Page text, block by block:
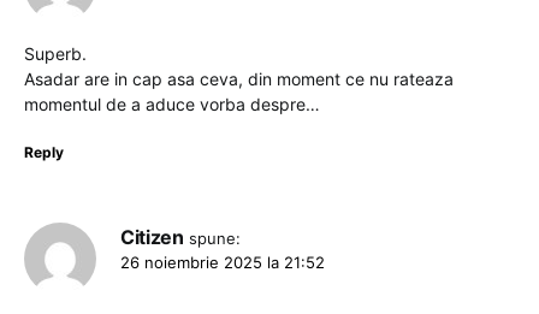
Superb.
Asadar are in cap asa ceva, din moment ce nu rateaza
momentul de a aduce vorba despre…
Reply
Citizen spune:
26 noiembrie 2025 la 21:52